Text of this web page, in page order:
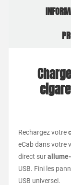
Rechargez votre
eCab dans votre
direct sur
USB. Fini les
USB universel.